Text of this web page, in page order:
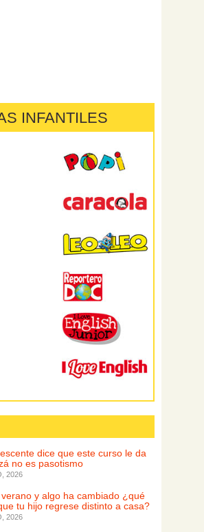
INFANTILES
dice que este curso le da
no es pasotismo
2026
verano y algo ha cambiado ¿qué
tu hijo regrese distinto a casa?
2026